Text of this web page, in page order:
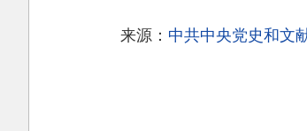
来源： 中共中央党史和文